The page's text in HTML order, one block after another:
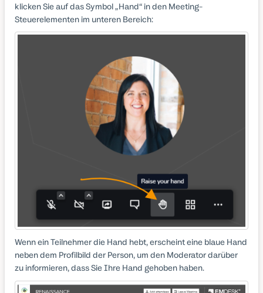
klicken Sie auf das Symbol „Hand“ in den Meeting-
Steuerelementen im unteren Bereich:
Wenn ein Teilnehmer die Hand hebt, erscheint eine blaue Hand
neben dem Profilbild der Person, um den Moderator darüber
zu informieren, dass Sie Ihre Hand gehoben haben.